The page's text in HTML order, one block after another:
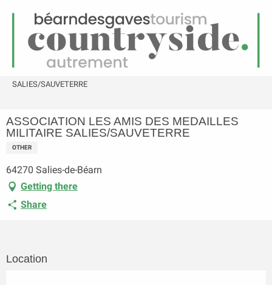
Menu
Homepage
SALIES/SAUVETERRE
ASSOCIATION LES AMIS DES MEDAILLES
MILITAIRE SALIES/SAUVETERRE
OTHER
64270 Salies-de-Béarn
Getting there
Share
Location